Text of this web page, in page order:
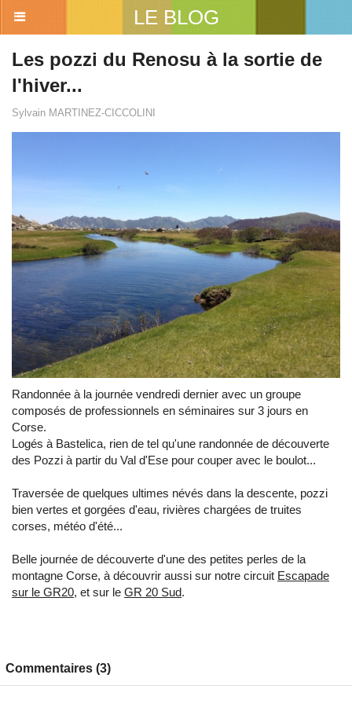
LE BLOG
Les pozzi du Renosu à la sortie de
l'hiver...
Sylvain MARTINEZ-CICCOLINI
Randonnée à la journée vendredi dernier avec un groupe
composés de professionnels en séminaires sur 3 jours en
Corse.
Logés à Bastelica, rien de tel qu'une randonnée de découverte
des Pozzi à partir du Val d'Ese pour couper avec le boulot...
Traversée de quelques ultimes névés dans la descente, pozzi
bien vertes et gorgées d'eau, rivières chargées de truites
corses, météo d'été...
Belle journée de découverte d'une des petites perles de la
montagne Corse, à découvrir aussi sur notre circuit Escapade
sur le GR20, et sur le GR 20 Sud.
Commentaires (3)